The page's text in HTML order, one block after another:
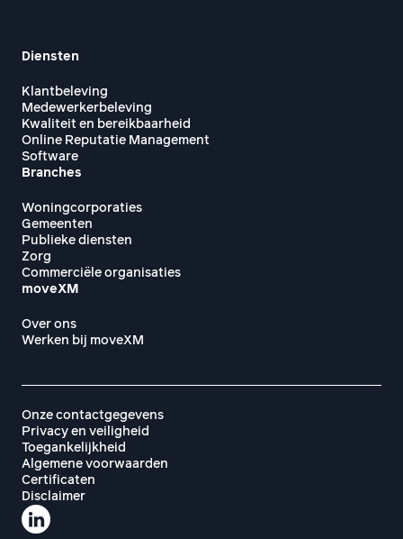
Diensten
Klantbeleving
Medewerkerbeleving
Kwaliteit en bereikbaarheid
Online Reputatie Management
Software
Branches
Woningcorporaties
Gemeenten
Publieke diensten
Zorg
Commerciële organisaties
moveXM
Over ons
Werken bij moveXM
Onze contactgegevens
Privacy en veiligheid
Toegankelijkheid
Algemene voorwaarden
Certificaten
Disclaimer